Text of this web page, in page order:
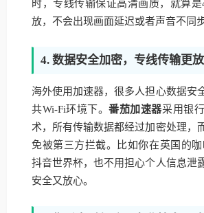
时，专线传输保证高清画质，就算
放，不会出现画面延迟或者声音不同
4. 数据安全加密，专线传输更
海外使用加速器，很多人担心数据安
共Wi-Fi环境下。番茄加速器采用银
术，所有传输数据都经过加密处理，
免被第三方拦截。比如你在英国的
抖音世界杯，也不用担心个人信息泄
安全又放心。